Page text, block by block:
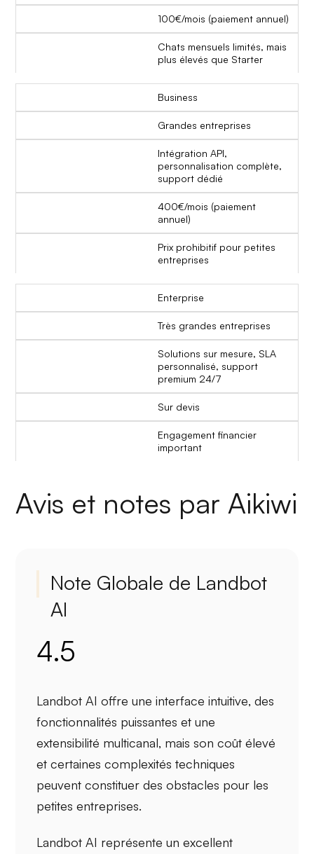
100€/mois (paiement annuel)
Chats mensuels limités, mais
plus élevés que Starter
Business
Grandes entreprises
Intégration API,
personnalisation complète,
support dédié
400€/mois (paiement
annuel)
Prix prohibitif pour petites
entreprises
Enterprise
Très grandes entreprises
Solutions sur mesure, SLA
personnalisé, support
premium 24/7
Sur devis
Engagement financier
important
Avis et notes par Aikiwi
Note Globale de Landbot
AI
4.5
Landbot AI offre uneinterface intuitive, des
fonctionnalités puissantes et une
extensibilité multicanal, mais soncoût élevé
et certainescomplexités techniques
peuvent constituer des obstacles pour les
petites entreprises.
Landbot AI représente un excellent